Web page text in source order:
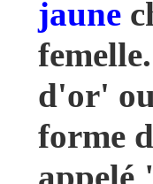
jaune
d'or'
forme